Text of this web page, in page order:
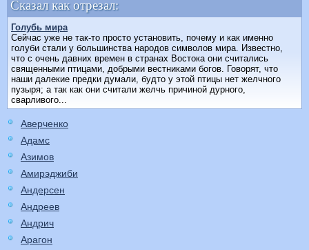
Сказал как отрезал:
Голубь мира
Сейчас уже не так-то просто установить, почему и как именно
голуби стали у большинства народов символов мира. Известно,
что с очень давних времен в странах Востока они считались
священными птицами, добрыми вестниками богов. Говорят, что
наши далекие предки думали, будто у этой птицы нет желчного
пузыря; а так как они считали желчь причиной дурного,
сварливого...
Аверченко
Адамс
Азимов
Амирэджиби
Андерсен
Андреев
Андрич
Арагон